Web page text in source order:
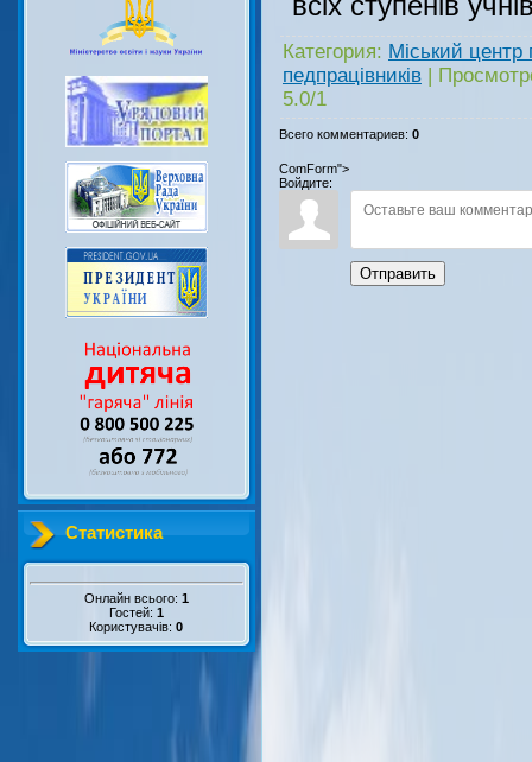
Статистика
Онлайн всього: 1
Гостей: 1
Користувачів:0
Категория: Міський центр
педпрацівників |
5.0/1
Всего комментариев: 0
ComForm">
Войдите:
Отправить